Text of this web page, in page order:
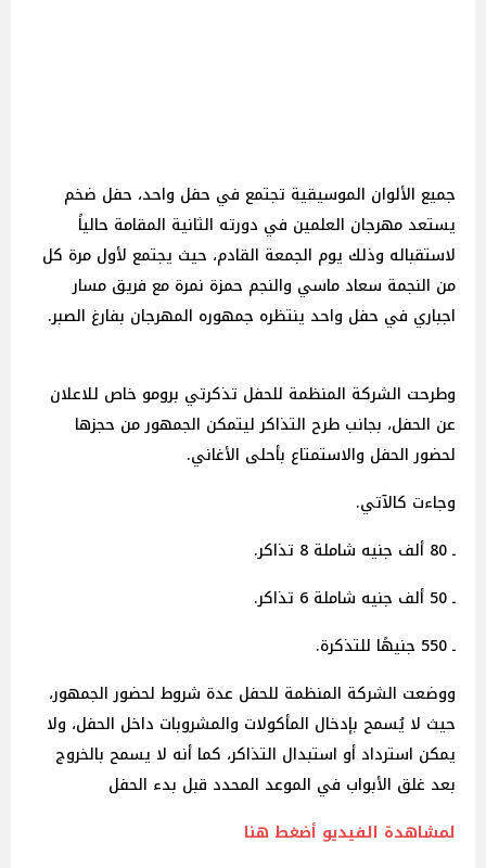
جميع الألوان الموسيقية تجتمع في حفل واحد، حفل ضخم
يستعد مهرجان العلمين في دورته الثانية المقامة حالياً
لاستقباله وذلك يوم الجمعة القادم، حيث يجتمع لأول مرة كل
من النجمة سعاد ماسي والنجم حمزة نمرة مع فريق مسار
اجباري في حفل واحد ينتظره جمهوره المهرجان بفارغ الصبر.
وطرحت الشركة المنظمة للحفل تذكرتي برومو خاص للاعلان
عن الحفل، بجانب طرح التذاكر ليتمكن الجمهور من حجزها
لحضور الحفل والاستمتاع بأحلى الأغاني.
وجاءت كالآتي.
ـ 80 ألف جنيه شاملة 8 تذاكر.
ـ 50 ألف جنيه شاملة 6 تذاكر.
ـ 550 جنيهًا للتذكرة.
ووضعت الشركة المنظمة للحفل عدة شروط لحضور الجمهور،
حيث لا يُسمح بإدخال المأكولات والمشروبات داخل الحفل، ولا
يمكن استرداد أو استبدال التذاكر، كما أنه لا يسمح بالخروج
بعد غلق الأبواب في الموعد المحدد قبل بدء الحفل
لمشاهدة الفيديو أضغط هنا